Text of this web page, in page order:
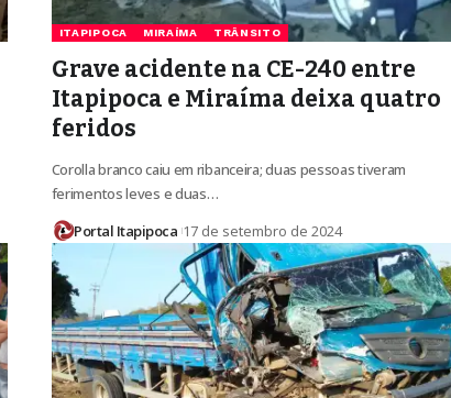
ITAPIPOCA MIRAÍMA TRÂNSITO
Grave acidente na CE-240 entre
Itapipoca e Miraíma deixa quatro
feridos
Corolla branco caiu em ribanceira; duas pessoas tiveram
ferimentos leves e duas…
Portal Itapipoca 17 de setembro de 2024